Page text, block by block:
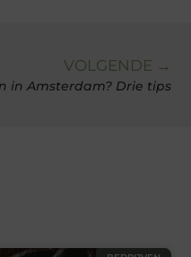
VOLGENDE →
in Amsterdam? Drie tips